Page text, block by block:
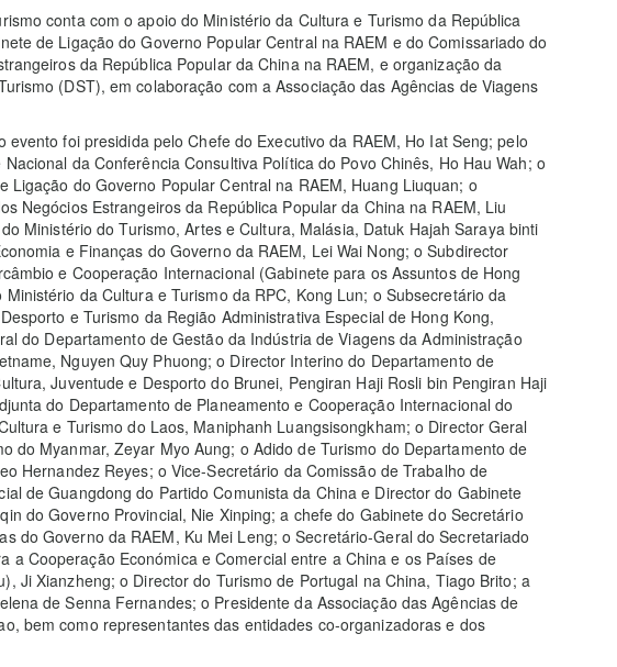
conta com o apoio do Ministério da Cultura e Turismo da República
de Ligação do Governo Popular Central na RAEM e do Comissariado do
da República Popular da China na RAEM, e organização da
(DST), em colaboração com a Associação das Agências de Viagens
evento foi presidida pelo Chefe do Executivo da RAEM, Ho Iat Seng; pelo
da Conferência Consultiva Política do Povo Chinês, Ho Hau Wah; o
Ligação do Governo Popular Central na RAEM, Huang Liuquan; o
Negócios Estrangeiros da República Popular da China na RAEM, Liu
Ministério do Turismo, Artes e Cultura, Malásia, Datuk Hajah Saraya binti
e Finanças do Governo da RAEM, Lei Wai Nong; o Subdirector
e Cooperação Internacional (Gabinete para os Assuntos de Hong
da Cultura e Turismo da RPC, Kong Lun; o Subsecretário da
e Turismo da Região Administrativa Especial de Hong Kong,
do Departamento de Gestão da Indústria de Viagens da Administração
Nguyen Quy Phuong; o Director Interino do Departamento de
Juventude e Desporto do Brunei, Pengiran Haji Rosli bin Pengiran Haji
do Departamento de Planeamento e Cooperação Internacional do
e Turismo do Laos, Maniphanh Luangsisongkham; o Director Geral
do Myanmar, Zeyar Myo Aung; o Adido de Turismo do Departamento de
Hernandez Reyes; o Vice-Secretário da Comissão de Trabalho de
de Guangdong do Partido Comunista da China e Director do Gabinete
do Governo Provincial, Nie Xinping; a chefe do Gabinete do Secretário
do Governo da RAEM, Ku Mei Leng; o Secretário-Geral do Secretariado
a Cooperação Económica e Comercial entre a China e os Países de
Ji Xianzheng; o Director do Turismo de Portugal na China, Tiago Brito; a
de Senna Fernandes; o Presidente da Associação das Agências de
bem como representantes das entidades co-organizadoras e dos